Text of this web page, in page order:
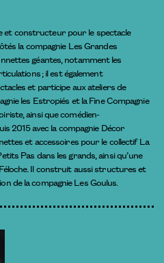
constructeur pour le spectacle
la compagnie Les Grandes
géantes, notamment les
; il est également
et participe aux ateliers de
les Estropiés et la Fine Compagnie
ainsi que comédien-
2015 avec la compagnie Décor
et accessoires pour le collectif La
Pas dans les grands, ainsi qu’une
Il construit aussi structures et
de la compagnie Les Goulus.